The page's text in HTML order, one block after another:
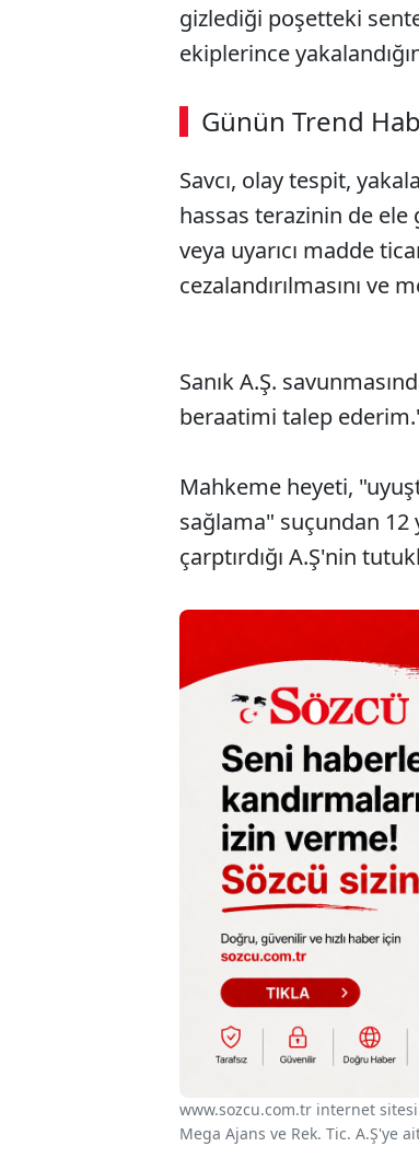
gizlediği poşetteki
ekiplerince
Günün Trend
Savcı, olay tespit,
hassas terazinin de
veya uyarıcı madde
cezalandırılmasını
Sanık A.Ş.
beraatimi talep
Mahkeme heyeti,
sağlama" suçundan 12
çarptırdığı A.Ş'nin
www.sozcu.com.tr internet
Mega Ajans ve Rek. Tic. A.Ş'ye